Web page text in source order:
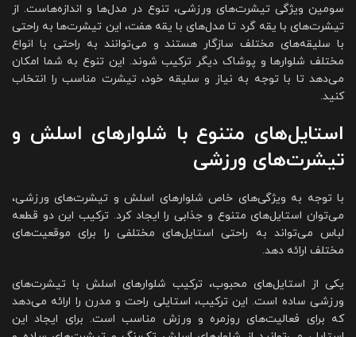
سومین ویژگی تیشرت‌های ورزشی، تنوع در مدل‌ها و اندازه‌هاست. از
تیشرت‌های با یقه گرد تا مدل‌های با یقه هفت، این تیشرت‌ها به راحتی
با سلیقه‌های مختلف سازگار هستند و می‌توانند به راحتی با انواع
مختلف شلوارها و پوشاک دیگر ترکیب شوند. این تنوع به شما امکان
می‌دهد تا با توجه به نیاز و سلیقه خود، تیشرت مناسب را انتخاب
کنید.
استایل‌های متنوع با شلوارهای اسلش و
تیشرت‌های ورزشی
با توجه به ویژگی‌های خاص شلوارهای اسلش و تیشرت‌های ورزشی،
می‌توان استایل‌های متنوع و جذابی را ایجاد کرد. ترکیب این دو قطعه
لباس می‌تواند به راحتی استایل‌های مختلفی را برای موقعیت‌های
مختلف ارائه دهد.
یکی از استایل‌های محبوب، ترکیب شلوارهای اسلش با تیشرت‌های
ورزشی ساده است. این ترکیب، استایلی راحت و مدرن را ارائه می‌دهد
که برای فعالیت‌های روزمره و ورزش مناسب است. برای ایجاد این